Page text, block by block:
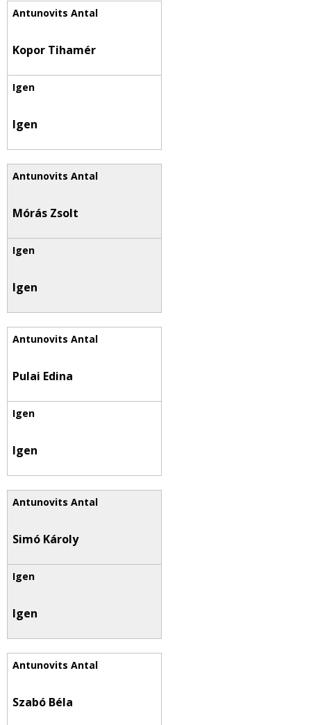
Kopor Tihamér
Igen
Mórás Zsolt
Igen
Pulai Edina
Igen
Simó Károly
Igen
Szabó Béla